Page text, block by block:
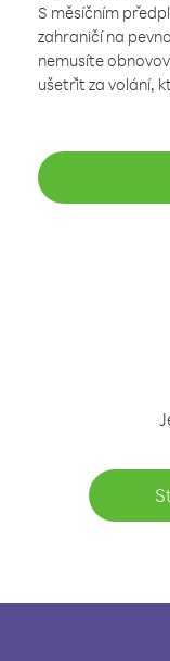
S měsíčním
zahraničí na
nemusíte
ušetřit za volání,